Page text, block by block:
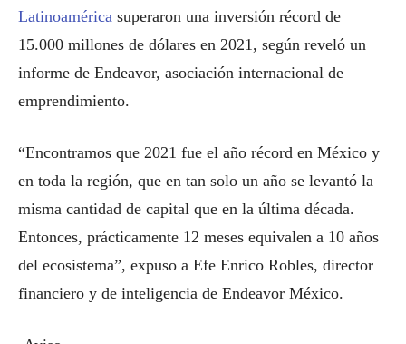
Latinoamérica superaron una inversión récord de
15.000 millones de dólares en 2021, según reveló un
informe de Endeavor, asociación internacional de
emprendimiento.
“Encontramos que 2021 fue el año récord en México y
en toda la región, que en tan solo un año se levantó la
misma cantidad de capital que en la última década.
Entonces, prácticamente 12 meses equivalen a 10 años
del ecosistema”, expuso a Efe Enrico Robles, director
financiero y de inteligencia de Endeavor México.